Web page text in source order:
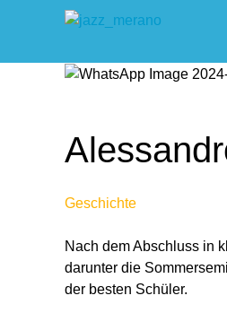
Geschichte
Nach dem Abschluss in
darunter die
der besten Schüler.